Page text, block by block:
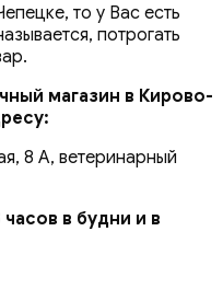
то у Вас есть
потрогать
магазин в Кирово-
8 А, ветеринарный
в будни и в